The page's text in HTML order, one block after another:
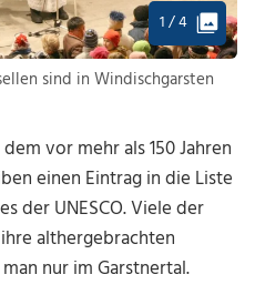
1 / 4
sind in Windischgarsten
vor mehr als 150 Jahren
einen Eintrag in die Liste
der UNESCO. Viele der
althergebrachten
nur im Garstnertal.